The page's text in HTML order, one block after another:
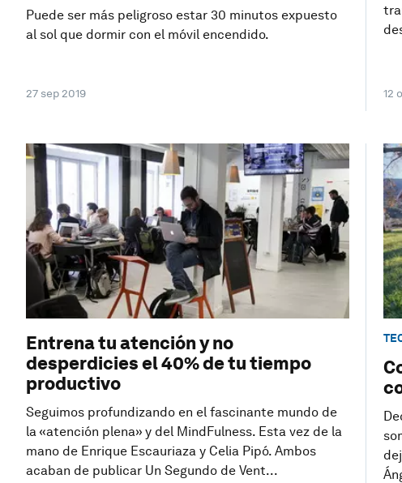
Puede ser más peligroso estar 30 minutos expuesto
al sol que dormir con el móvil encendido.
27 sep 2019 12
Entrena tu atención y no
desperdicies el 40% de tu tiempo
productivo
Seguimos profundizando en el fascinante mundo de
la «atención plena» y del MindFulness. Esta vez de la
mano de Enrique Escauriaza y Celia Pipó. Ambos
acaban de publicar Un Segundo de Vent...